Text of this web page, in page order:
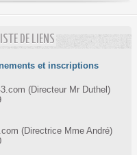
DE LIENS
et inscriptions
(Directeur Mr Duthel)
(Directrice Mme André)